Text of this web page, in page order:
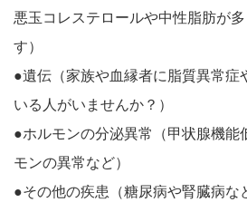
悪玉コレステロールや中性脂肪が
す）
●遺伝（家族や血縁者に脂質異常症
いる人がいませんか？）
●ホルモンの分泌異常（甲状腺機能
モンの異常など）
●その他の疾患（糖尿病や腎臓病な